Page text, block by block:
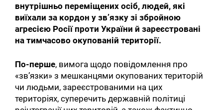
внутрішньо переміщених осіб, людей, які
виїхали за кордон у зв’язку зі збройною
агресією Росії проти України й зареєстровані
на тимчасово окупованій території.
По-перше, вимога щодо повідомлення про
«зв’язки» з мешканцями окупованих територій
чи людьми, зареєстрованими на цих
територіях, суперечить державній політиці